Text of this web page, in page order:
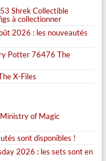
Shrek Collectible
à collectionner
2026 : les nouveautés
Potter 76476 The
X-Files
of Magic
sont disponibles !
2026 : les sets sont en